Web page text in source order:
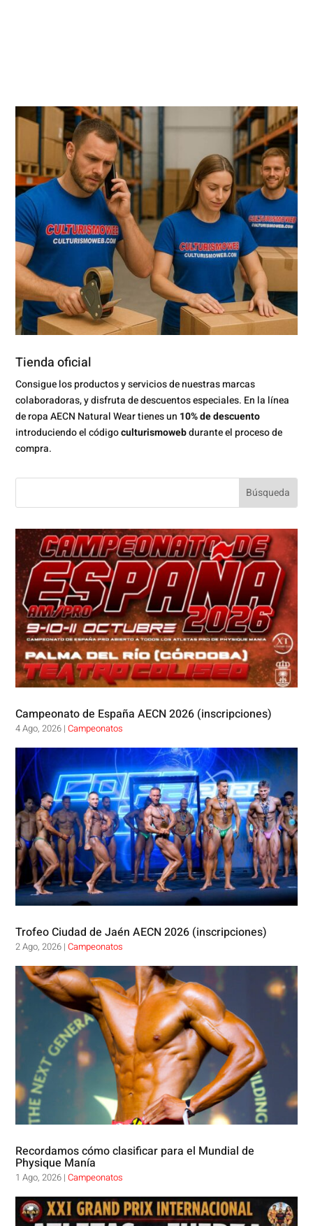
Tienda oficial
Consigue los productos y servicios de nuestras marcas
colaboradoras, y disfruta de descuentos especiales. En la línea
de ropa AECN Natural Wear tienes un 10% de descuento
introduciendo el códigoculturismowebdurante el proceso de
compra.
Campeonato de España AECN 2026 (inscripciones)
4 Ago, 2026 |Campeonatos
Trofeo Ciudad de Jaén AECN 2026 (inscripciones)
2 Ago, 2026 |Campeonatos
Recordamos cómo clasificar para el Mundial de
Physique Manía
1 Ago, 2026 |Campeonatos